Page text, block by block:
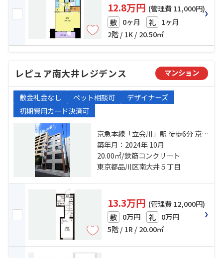
12.8万円 (管理費 11,000円)
敷 0ヶ月 礼 1ヶ月
2階 / 1K / 20.50㎡
レピュア南大井レジデンス マンション
敷金礼金なし ペット相談可
デザイナーズ
初期費用カード決済可
京急本線「立会川」駅 徒歩6分 京浜
東北線「大井町」駅 徒歩14分 東京
モノレール「大井競馬場前」駅 徒
歩17分
築年月：2024年 10月
20.00㎡/鉄筋コンクリート
東京都品川区南大井５丁目
13.3万円 (管理費 12,000円)
敷 0万円 礼 0万円
5階 / 1R / 20.00㎡